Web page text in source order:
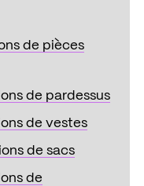
de pièces
de pardessus
de vestes
de sacs
de